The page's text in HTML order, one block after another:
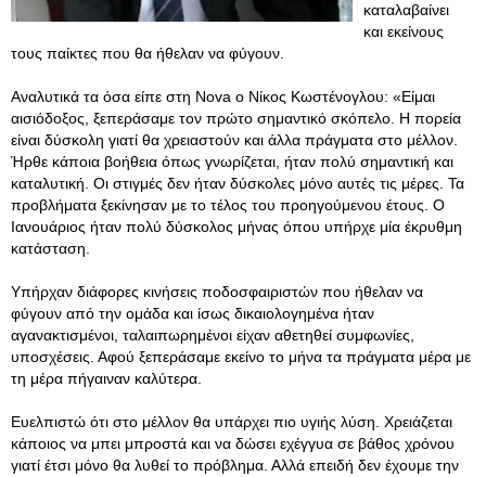
καταλαβαίνει
και εκείνους
τους παίκτες που θα ήθελαν να φύγουν.
Aναλυτικά τα όσα είπε στη Nova ο Νίκος Κωστένογλου: «Είμαι
αισιόδοξος, ξεπεράσαμε τον πρώτο σημαντικό σκόπελο. Η πορεία
είναι δύσκολη γιατί θα χρειαστούν και άλλα πράγματα στο μέλλον.
Ήρθε κάποια βοήθεια όπως γνωρίζεται, ήταν πολύ σημαντική και
καταλυτική. Οι στιγμές δεν ήταν δύσκολες μόνο αυτές τις μέρες. Τα
προβλήματα ξεκίνησαν με το τέλος του προηγούμενου έτους. Ο
Ιανουάριος ήταν πολύ δύσκολος μήνας όπου υπήρχε μία έκρυθμη
κατάσταση.
Υπήρχαν διάφορες κινήσεις ποδοσφαιριστών που ήθελαν να
φύγουν από την ομάδα και ίσως δικαιολογημένα ήταν
αγανακτισμένοι, ταλαιπωρημένοι είχαν αθετηθεί συμφωνίες,
υποσχέσεις. Αφού ξεπεράσαμε εκείνο το μήνα τα πράγματα μέρα με
τη μέρα πήγαιναν καλύτερα.
Ευελπιστώ ότι στο μέλλον θα υπάρχει πιο υγιής λύση. Χρειάζεται
κάποιος να μπει μπροστά και να δώσει εχέγγυα σε βάθος χρόνου
γιατί έτσι μόνο θα λυθεί το πρόβλημα. Αλλά επειδή δεν έχουμε την